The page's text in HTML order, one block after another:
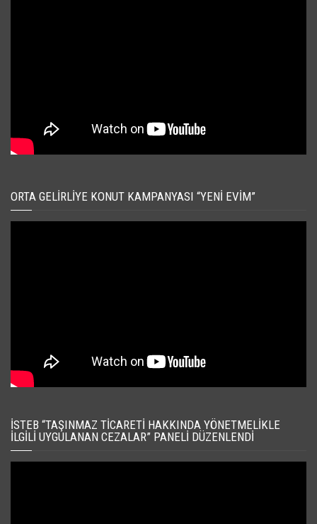
ORTA GELIRLIYE KONUT KAMPANYASI “YENI EVIM”
İSTEB “TAŞINMAZ TICARETI HAKKINDA YÖNETMELIKLE
İLGILI UYGULANAN CEZALAR” PANELI DÜZENLENDI